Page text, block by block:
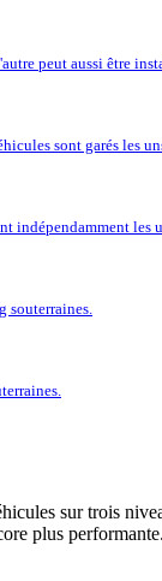
peut aussi être
sont garés les
les
souterraines.
sur trois
plus performante.